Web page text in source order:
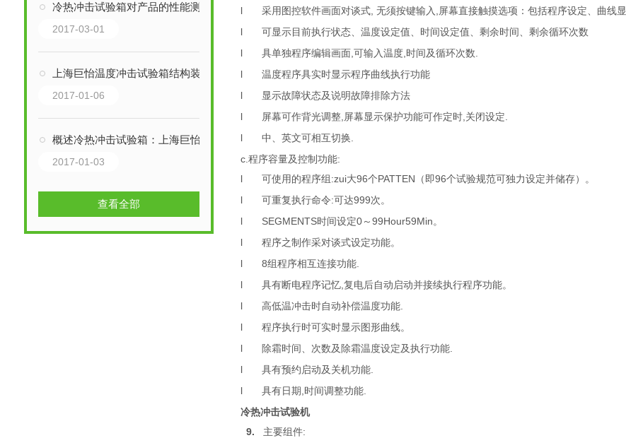
冷热冲击试验箱对产品的性能测试很重要
2017-03-01
上海巨怡温度冲击试验箱结构装置：
2017-01-06
概述冷热冲击试验箱：上海巨怡环境设备
2017-01-03
查看全部
l
采用图控软件画面对谈式, 无须按键输入,屏幕直接触摸选项：包括程序设定、曲线
l
可显示目前执行状态、温度设定值、时间设定值、剩余时间、剩余循环次数
l
具单独程序编辑画面,可输入温度,时间及循环次数.
l
温度程序具实时显示程序曲线执行功能
l
显示故障状态及说明故障排除方法
l
屏幕可作背光调整,屏幕显示保护功能可作定时,关闭设定.
l
中、英文可相互切换.
c.程序容量及控制功能:
l
可使用的程序组:zui大96个PATTEN（即96个试验规范可独力设定并储存）。
l
可重复执行命令:可达999次。
l
SEGMENTS时间设定0～99Hour59Min。
l
程序之制作采对谈式设定功能。
l
8组程序相互连接功能.
l
具有断电程序记忆,复电后自动启动并接续执行程序功能。
l
高低温冲击时自动补偿温度功能.
l
程序执行时可实时显示图形曲线。
l
除霜时间、次数及除霜温度设定及执行功能.
l
具有预约启动及关机功能.
l
具有日期,时间调整功能.
冷热冲击试验机
9. 主要组件: